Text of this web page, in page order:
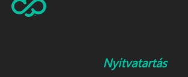
Nyitvatartás